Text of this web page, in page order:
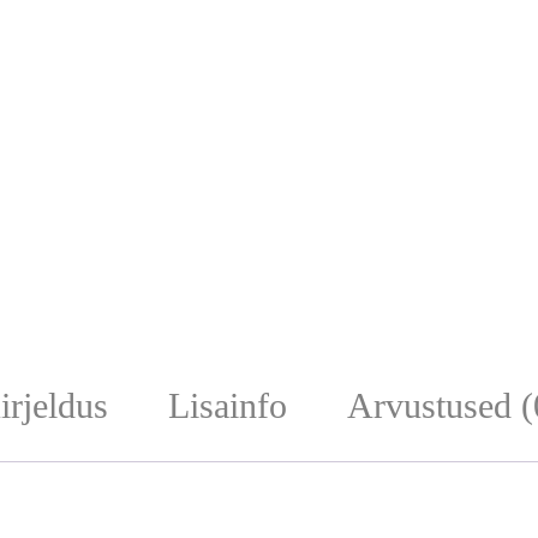
Lisainfo Arvustused